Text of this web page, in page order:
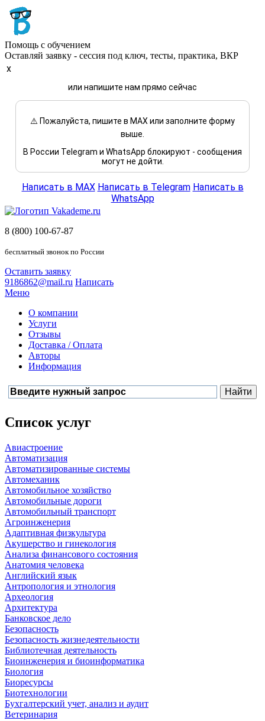
Помощь с обучением
Оставляй заявку - сессия под ключ, тесты, практика, ВКР
x
или напишите нам прямо сейчас
⚠️ Пожалуйста, пишите в MAX или заполните форму
выше.
В России Telegram и WhatsApp блокируют - сообщения
могут не дойти.
Написать в MAX Написать в Telegram Написать в
WhatsApp
8 (800) 100-67-87
бесплатный звонок по России
Оставить заявку
9186862@mail.ru Написать
Меню
О компании
Услуги
Отзывы
Доставка / Оплата
Авторы
Информация
Список услуг
Авиастроение
Автоматизация
Автоматизированные системы
Автомеханик
Автомобильное хозяйство
Автомобильные дороги
Автомобильный транспорт
Агроинженерия
Адаптивная физкультура
Акушерство и гинекология
Анализа финансового состояния
Анатомия человека
Английский язык
Антропология и этнология
Археология
Архитектура
Банковское дело
Безопасность
Безопасность жизнедеятельности
Библиотечная деятельность
Биоинженерия и биоинформатика
Биология
Биоресурсы
Биотехнологии
Бухгалтерский учет, анализ и аудит
Ветеринария